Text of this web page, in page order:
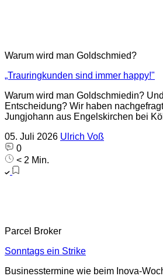
Warum wird man Goldschmied?
„Trauringkunden sind immer happy!"
Warum wird man Goldschmiedin?
Entscheidung? Wir haben nachgefragt
Jungjohann aus Engelskirchen bei
05. Juli 2026 Ulrich Voß
0
< 2 Min.
Parcel Broker
Sonntags ein Strike
Businesstermine wie beim Inova-